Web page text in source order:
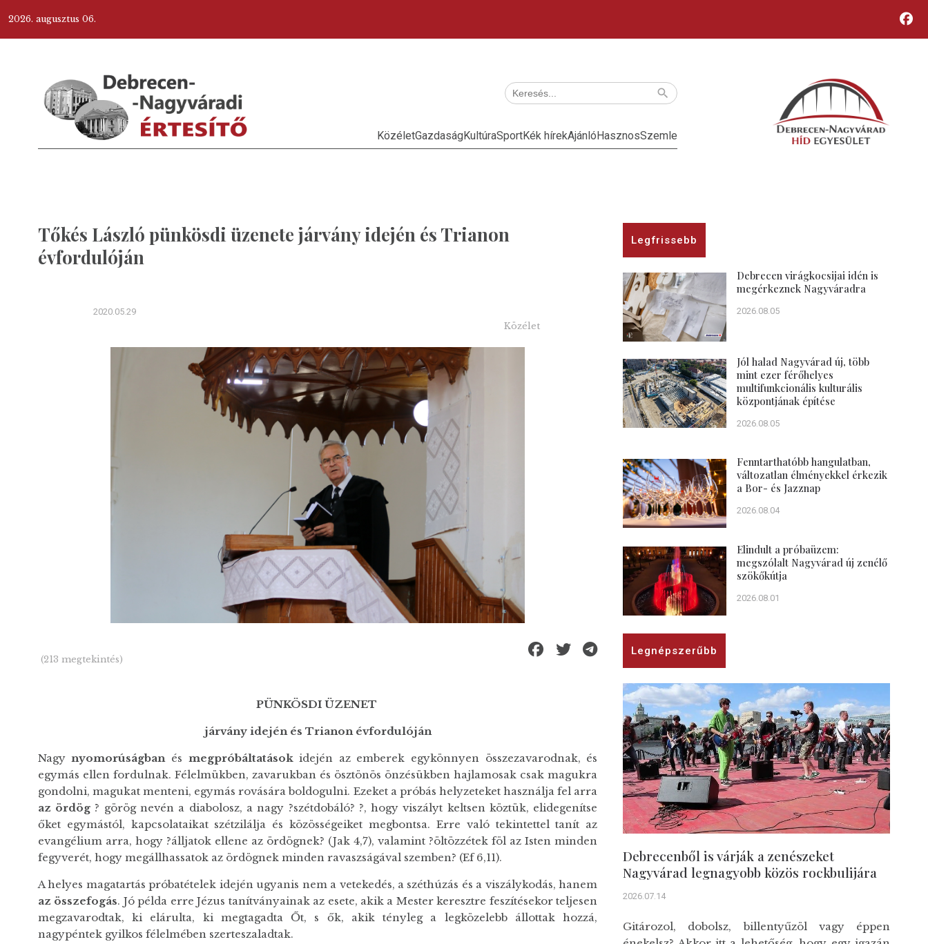
2026. augusztus 06.
KözéletGazdaságKultúraSportKék hírekAjánlóHasznosSzemle
Tőkés László pünkösdi üzenete járvány idején és Trianon
évfordulóján
2020.05.29
Közélet
(213 megtekintés)
PÜNKÖSDI ÜZENET
járvány idején és Trianon évfordulóján
Nagynyomorúságbanés megpróbáltatásokidején az emberek egykönnyen összezavarodnak, és
egymás ellen fordulnak. Félelmükben, zavarukban és ösztönös önzésükben hajlamosak csak magukra
gondolni, magukat menteni, egymás rovására boldogulni. Ezeket a próbás helyzeteket használja fel arra
az ördög ? görög nevén a diabolosz, a nagy ?szétdobáló? ?, hogy viszályt keltsen köztük, elidegenítse
őket egymástól, kapcsolataikat szétzilálja és közösségeiket megbontsa. Erre való tekintettel tanít az
evangélium arra, hogy ?álljatok ellene az ördögnek? (Jak 4,7), valamint ?öltözzétek föl az Isten minden
fegyverét, hogy megállhassatok az ördögnek minden ravaszságával szemben? (Ef 6,11).
A helyes magatartás próbatételek idején ugyanis nem a vetekedés, a széthúzás és a viszálykodás, hanem
az összefogás. Jó példa erre Jézus tanítványainak az esete, akik a Mester keresztre feszítésekor teljesen
megzavarodtak, ki elárulta, ki megtagadta Őt, s ők, akik tényleg a legközelebb állottak hozzá,
nagypéntek gyilkos félelmében szerteszaladtak.
Legfrissebb
Debrecen virágkocsijai idén is
megérkeznek Nagyváradra
2026.08.05
Jól halad Nagyvárad új, több
mint ezer férőhelyes
multifunkcionális kulturális
központjának építése
2026.08.05
Fenntarthatóbb hangulatban,
változatlan élményekkel érkezik
a Bor- és Jazznap
2026.08.04
Elindult a próbaüzem:
megszólalt Nagyvárad új zenélő
szökőkútja
2026.08.01
Legnépszerűbb
Debrecenből is várják a zenészeket
Nagyvárad legnagyobb közös rockbulijára
2026.07.14
Gitározol, dobolsz, billentyűzöl vagy éppen